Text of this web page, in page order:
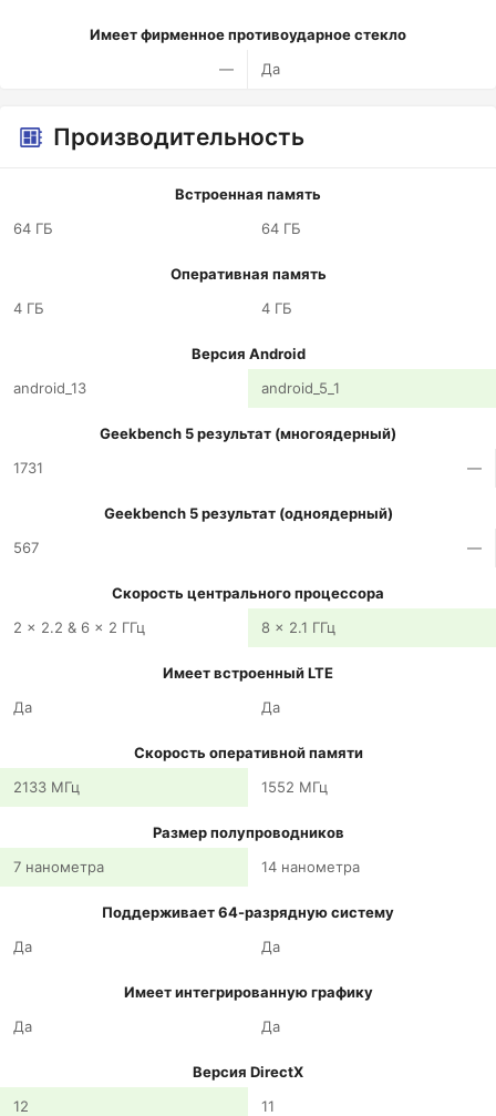
Имеет фирменное противоударное стекло
—
Да
Производительность
Встроенная память
64 ГБ
64 ГБ
Оперативная память
4 ГБ
4 ГБ
Версия Android
android_13
android_5_1
Geekbench 5 результат (многоядерный)
1731
—
Geekbench 5 результат (одноядерный)
567
—
Скорость центрального процессора
2 x 2.2 & 6 x 2 ГГц
8 x 2.1 ГГц
Имеет встроенный LTE
Да
Да
Скорость оперативной памяти
2133 МГц
1552 МГц
Размер полупроводников
7 нанометра
14 нанометра
Поддерживает 64-разрядную систему
Да
Да
Имеет интегрированную графику
Да
Да
Версия DirectX
12
11